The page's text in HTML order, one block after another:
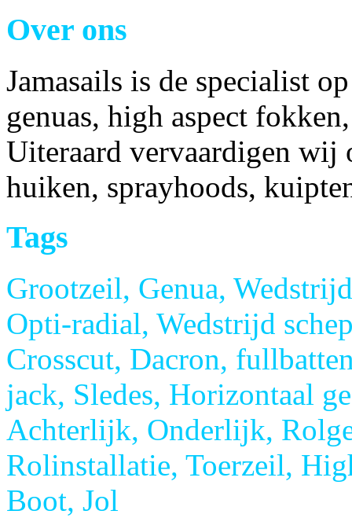
Over ons
Jamasails is de specialist
genuas, high aspect
Uiteraard vervaardigen
huiken, sprayhoods,
Tags
Grootzeil, Genua,
Opti-radial, Wedstrijd
Crosscut, Dacron,
jack, Sledes, Horizontaal
Achterlijk, Onderlijk,
Rolinstallatie, Toerzeil,
Boot, Jol